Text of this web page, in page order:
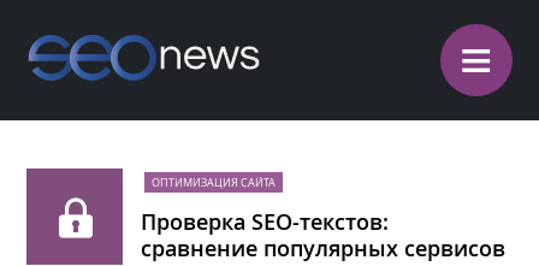
≡
ОПТИМИЗАЦИЯ САЙТА
Проверка SEO-текстов:
сравнение популярных сервисов